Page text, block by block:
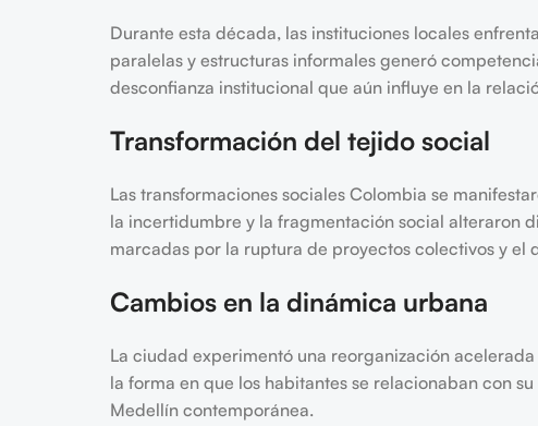
Durante esta década, las instituciones locales
paralelas y estructuras informales generó
desconfianza institucional que aún influye en la
Transformación del tejido social
Las transformaciones sociales Colombia se
la incertidumbre y la fragmentación social alteraron
marcadas por la ruptura de proyectos colectivos y el
Cambios en la dinámica urbana
La ciudad experimentó una reorganización
la forma en que los habitantes se relacionaban con
Medellín contemporánea.